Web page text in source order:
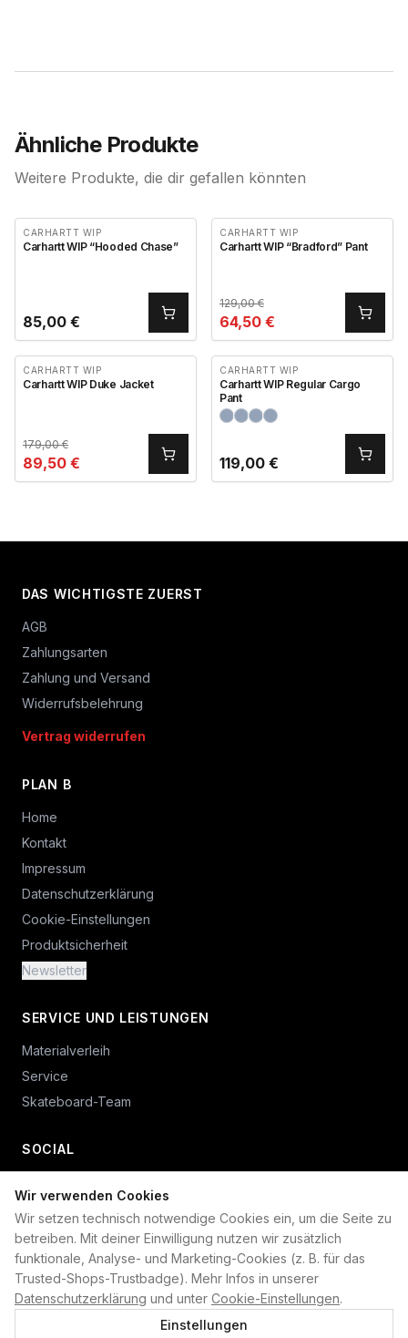
Wir verwenden Cookies
Wir setzen technisch notwendige Cookies ein, um die Seite zu
betreiben. Mit deiner Einwilligung nutzen wir zusätzlich
funktionale, Analyse- und Marketing-Cookies (z. B. für das
Trusted-Shops-Trustbadge). Mehr Infos in unserer
Datenschutzerklärung und unter Cookie-Einstellungen.
Einstellungen
Ähnliche Produkte
Weitere Produkte, die dir gefallen könnten
CARHARTT WIP
Carhartt WIP “Hooded Chase”
85,00 €
CARHARTT WIP
Carhartt WIP “Bradford” Pant
129,00€
64,50 €
CARHARTT WIP
Carhartt WIP Duke Jacket
179,00€
89,50 €
CARHARTT WIP
Carhartt WIP Regular Cargo
Pant
119,00 €
DAS WICHTIGSTE ZUERST
AGB
Zahlungsarten
Zahlung und Versand
Widerrufsbelehrung
Vertrag widerrufen
PLAN B
Home
Kontakt
Impressum
Datenschutzerklärung
Cookie-Einstellungen
Produktsicherheit
Newsletter
SERVICE UND LEISTUNGEN
Materialverleih
Service
Skateboard-Team
SOCIAL
+49 234 687 00 38
shop@plan-b-funsport.de
Sichere Zahlung mit: